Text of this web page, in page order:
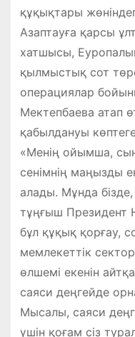
құқықтары
Азаптауға қарсы
хатшысы,
қылмыстық сот
операциялар
Мектепбаева атап
қабылдануы
«Менің ойымша,
сенімнің маңызды
алады. Мұнда
тұңғыш Президент
бұл құқық қорғау,
мемлекеттік
өлшемі екенін
саяси деңгейде
Мысалы, саяси
үшін қоғам сіз